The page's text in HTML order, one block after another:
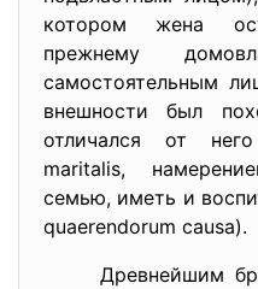
котором жена
прежнему
самостоятельным
внешности был
отличался от
maritalis,
семью, иметь и
quaerendorum causa).
Древнейшим